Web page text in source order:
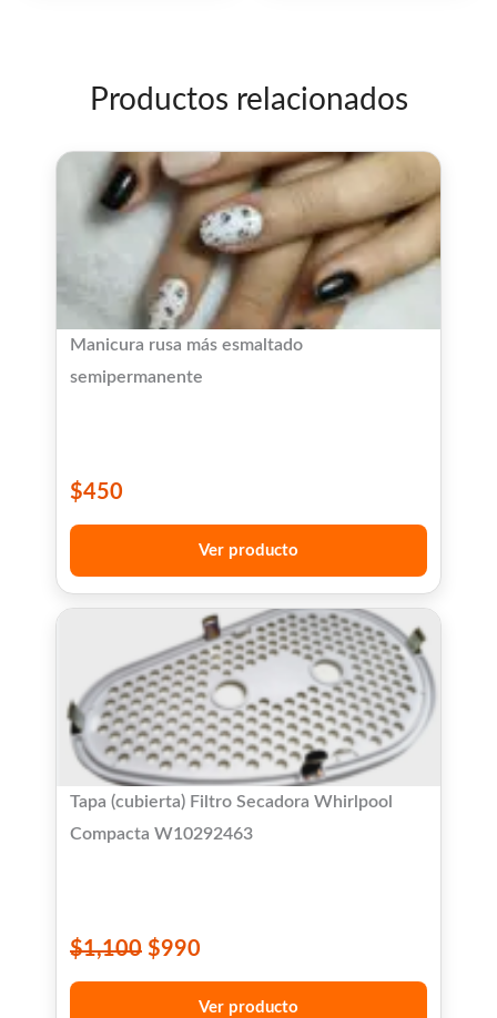
Productos relacionados
Manicura rusa más esmaltado
semipermanente
$450
Ver producto
Tapa (cubierta) Filtro Secadora Whirlpool
Compacta W10292463
$1,100 $990
Ver producto